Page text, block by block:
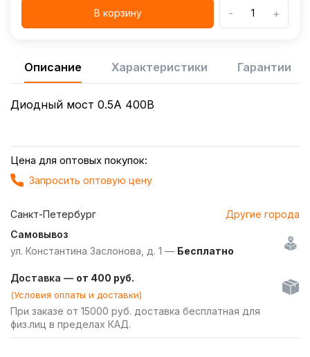
В корзину - +
Описание Характеристики Гарантии
Диодный мост 0.5А 400В
Цена для оптовых покупок:
Запросить оптовую цену
Санкт-Петербург
Другие города
Самовывоз
ул. Константина Заслонова, д. 1 — Бесплатно
Доставка — от 400 руб.
(Условия оплаты и доставки)
При заказе от 15000 руб. доставка бесплатная для
физ.лиц в пределах КАД.